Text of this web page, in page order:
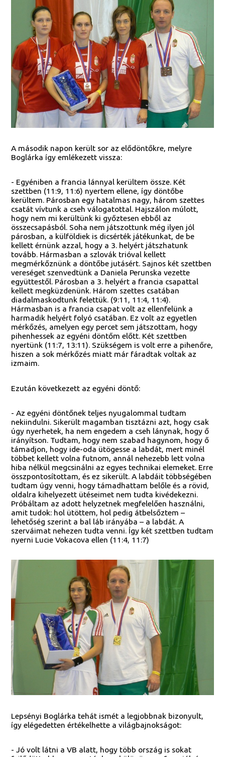
A második napon került sor az elődöntőkre, melyre
Boglárka így emlékezett vissza:
- Egyéniben a francia lánnyal kerültem össze. Két
szettben (11:9, 11:6) nyertem ellene, így döntőbe
kerültem. Párosban egy hatalmas nagy, három szettes
csatát vívtunk a cseh válogatottal. Hajszálon múlott,
hogy nem mi kerültünk ki győztesen ebből az
összecsapásból. Soha nem játszottunk még ilyen jól
párosban, a külföldiek is dicsérték játékunkat, de be
kellett érnünk azzal, hogy a 3. helyért játszhatunk
tovább. Hármasban a szlovák trióval kellett
megmérkőznünk a döntőbe jutásért. Sajnos két szettben
vereséget szenvedtünk a Daniela Perunska vezette
együttestől. Párosban a 3. helyért a francia csapattal
kellett megküzdenünk. Három szettes csatában
diadalmaskodtunk felettük. (9:11, 11:4, 11:4).
Hármasban is a francia csapat volt az ellenfelünk a
harmadik helyért folyó csatában. Ez volt az egyetlen
mérkőzés, amelyen egy percet sem játszottam, hogy
pihenhessek az egyéni döntőm előtt. Két szettben
nyertünk (11:7, 13:11). Szükségem is volt erre a pihenőre,
hiszen a sok mérkőzés miatt már fáradtak voltak az
izmaim.
Ezután következett az egyéni döntő:
- Az egyéni döntőnek teljes nyugalommal tudtam
nekiindulni. Sikerült magamban tisztázni azt, hogy csak
úgy nyerhetek, ha nem engedem a cseh lánynak, hogy ő
irányítson. Tudtam, hogy nem szabad hagynom, hogy ő
támadjon, hogy ide-oda ütögesse a labdát, mert minél
többet kellett volna futnom, annál nehezebb lett volna
hiba nélkül megcsinálni az egyes technikai elemeket. Erre
összpontosítottam, és ez sikerült. A labdáit többségében
tudtam úgy venni, hogy támadhattam belőle és a rövid,
oldalra kihelyezett ütéseimet nem tudta kivédekezni.
Próbáltam az adott helyzetnek megfelelően használni,
amit tudok: hol ütöttem, hol pedig átbelsőztem –
lehetőség szerint a bal láb irányába – a labdát. A
szerváimat nehezen tudta venni. Így két szettben tudtam
nyerni Lucie Vokacova ellen (11:4, 11:7)
Lepsényi Boglárka tehát ismét a legjobbnak bizonyult,
így elégedetten értékelhette a világbajnokságot:
- Jó volt látni a VB alatt, hogy több ország is sokat